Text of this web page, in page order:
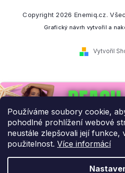
Používáme soubory cookie,
pohodlné prohlížení webové
neustále zlepšovali její funkce,
použitelnost. Více informácí
Vytvořil
Copyright 2026 Enemiq.cz.
Grafický návrh vytvořil a
Přihlaste se
Budeme vám posílat informace o
akcích.